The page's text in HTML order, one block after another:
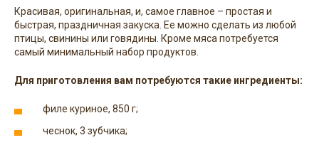
Красивая, оригинальная, и, самое главное – простая и
быстрая, праздничная закуска. Ее можно сделать из любой
птицы, свинины или говядины. Кроме мяса потребуется
самый минимальный набор продуктов.
Для приготовления вам потребуются такие ингредиенты:
филе куриное, 850 г;
чеснок, 3 зубчика;